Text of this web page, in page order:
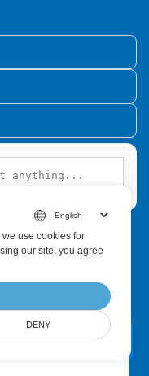
assistant anything
Updates
delivered to your
use cookies for
our site, you agree
DENY